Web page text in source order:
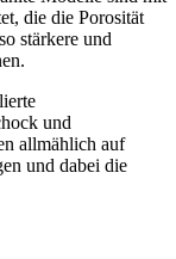
die die Porosität
stärkere und
und
allmählich auf
und dabei die